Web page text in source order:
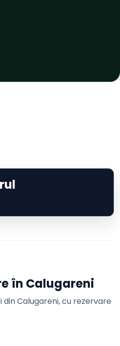
în Calugareni
dinCalugareni, cu rezervare